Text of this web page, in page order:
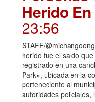
Herido
23:56
STAFF/
herido fue el saldo
registrado en una
Park», ubicada en la
perteneciente al
autoridades policiales,